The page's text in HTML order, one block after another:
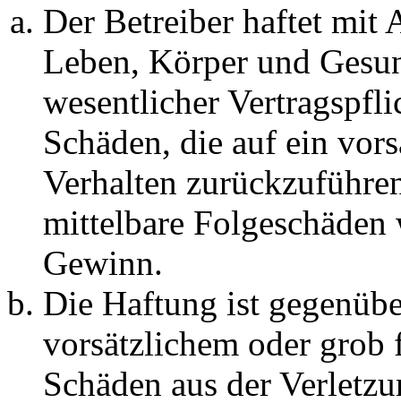
Der Betreiber haftet mit
Leben, Körper und
wesentlicher
Schäden, die auf ein
Verhalten
mittelbare Folgeschäden
Gewinn.
Die Haftung ist
vorsätzlichem oder grob
Schäden aus der